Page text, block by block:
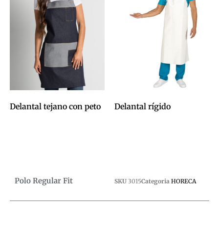
Delantal tejano con peto Delantal rígido
Polo Regular Fit SKU 3015Categoria HORECA